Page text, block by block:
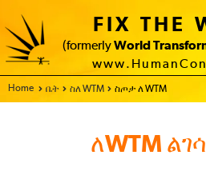
FIX THE
(formerly World
Home ቤት ስለ WTM ስጦታ ለ WTM
ለWTM